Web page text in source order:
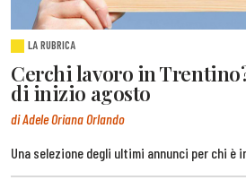
LA RUBRICA
Cerchi lavoro in
di inizio agosto
di Adele Oriana Orlando
Una selezione degli ultimi annunci per chi è